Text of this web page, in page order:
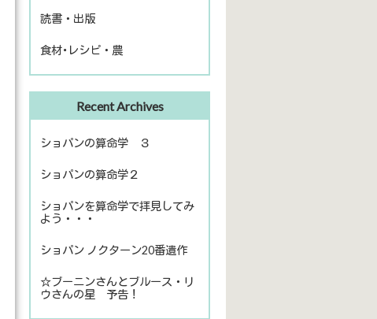
きのえねファイル
運命を左右する星について
読書・出版
冬のソナタ
食材･レシピ・農
農を考える
Recent Archives
ショパンの算命学 ３
ショパンの算命学２
ショパンを算命学で拝見してみ
よう・・・
ショパン ノクターン20番遺作
☆ブーニンさんとブルース・リ
ウさんの星 予告！